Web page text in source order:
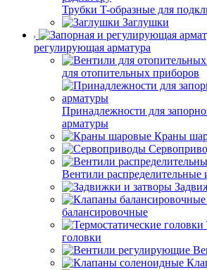
Трубки T-образные для
Заглушки
регулирующая арматура
для отопительных приборов
Принадлежности для
арматуры
Краны
Вентили распределительные
балансировочные
головки